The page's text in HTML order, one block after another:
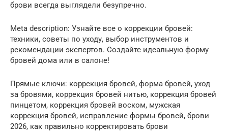
брови всегда выглядели безупречно.
Meta description: Узнайте все о коррекции бровей:
техники, советы по уходу, выбор инструментов и
рекомендации экспертов. Создайте идеальную форму
бровей дома или в салоне!
Прямые ключи: коррекция бровей, форма бровей, уход
за бровями, коррекция бровей нитью, коррекция бровей
пинцетом, коррекция бровей воском, мужская
коррекция бровей, исправление формы бровей, брови
2026, как правильно корректировать брови